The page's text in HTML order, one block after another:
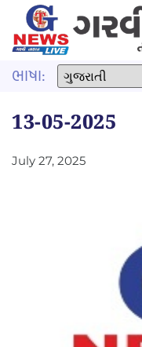
ભાષા:
13-05-2025
July 27, 2025